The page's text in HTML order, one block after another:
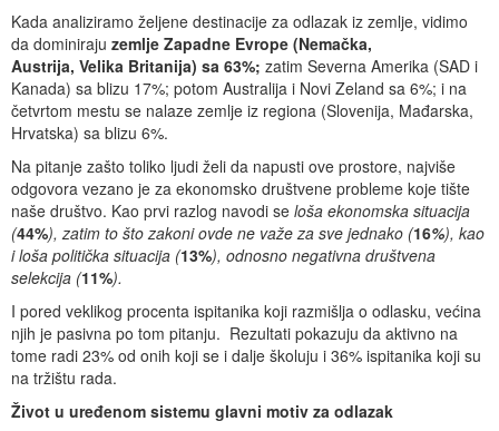
Kada analiziramo željene destinacije za odlazak iz zemlje, vidimo
da dominiraju zemlje Zapadne Evrope (Nemačka,
Austrija, Velika Britanija) sa 63%; zatim Severna Amerika (SAD i
Kanada) sa blizu 17%; potom Australija i Novi Zeland sa 6%; i na
četvrtom mestu se nalaze zemlje iz regiona (Slovenija, Mađarska,
Hrvatska) sa blizu 6%.
Na pitanje zašto toliko ljudi želi da napusti ove prostore, najviše
odgovora vezano je za ekonomsko društvene probleme koje tište
naše društvo. Kao prvi razlog navodi se loša ekonomska situacija
(44%), zatim to što zakoni ovde ne važe za sve jednako (16%), kao
i loša politička situacija (13%), odnosno negativna društvena
selekcija (11%).
I pored veklikog procenta ispitanika koji razmišlja o odlasku, većina
njih je pasivna po tom pitanju. Rezultati pokazuju da aktivno na
tome radi 23% od onih koji se i dalje školuju i 36% ispitanika koji su
na tržištu rada.
Život u uređenom sistemu glavni motiv za odlazak